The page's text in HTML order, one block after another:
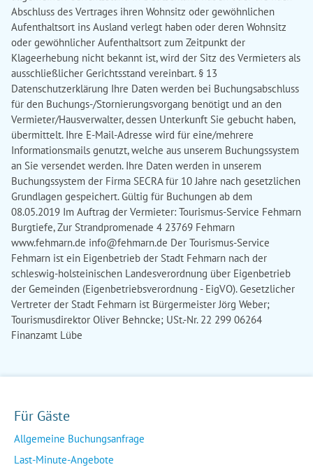
info@fehmarn.de Der Tourismus-Service
Fehmarn ist ein Eigenbetrieb der Stadt Fehmarn nach der
schleswig-holsteinischen Landesverordnung über Eigenbetrieb
der Gemeinden (Eigenbetriebsverordnung - EigVO). Gesetzlicher
Vertreter der Stadt Fehmarn ist Bürgermeister Jörg Weber;
Tourismusdirektor Oliver Behncke; USt.-Nr. 22 299 06264
Finanzamt Lübe
Für Gäste
Allgemeine Buchungsanfrage
Last-Minute-Angebote